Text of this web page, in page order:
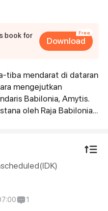
book for
Free
Download
tiba mendarat di dataran
mengejutkan
Babilonia, Amytis.
oleh Raja Babilonia...
ini! Aku hanya
memulai
Babilonia ini,
dengan sang raja
diam-diam terlibat dalam
1